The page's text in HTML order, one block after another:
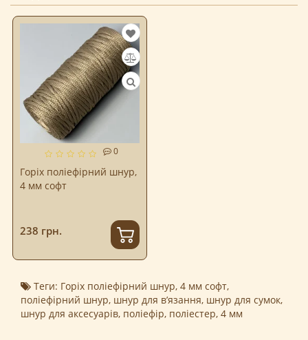
0
Горіх поліефірний шнур,
4 мм софт
238 грн.
Теги: Горіх поліефірний шнур, 4 мм софт,
поліефірний шнур, шнур для в’язання, шнур для сумок,
шнур для аксесуарів, поліефір, поліестер, 4 мм